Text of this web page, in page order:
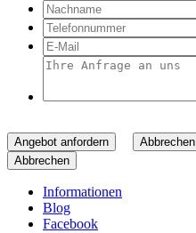
Angebot anfordern
Abbrechen
Abbrechen
Informationen
Blog
Facebook